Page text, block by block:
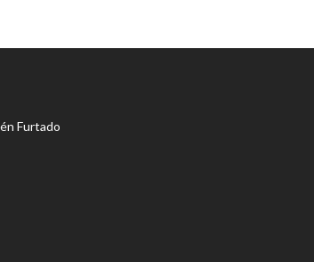
Furtado